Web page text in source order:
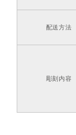
配送方法
彫刻内容